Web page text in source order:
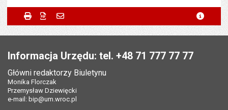
Metryczka
Podmiot udostępniający:
Urząd Miejski Wrocławia
Opublikował w BIP:
Data opublikowania:
Powiadom znajomego
Powiadom znajomego
Twoje imię i nazwisko
Twój adres e-mail Pole wymagane
Tytuł e-mailaPole wymagane
*
Adres e-mail znajomego
Drukuj Zapisz do PDF
Informacja Urzędu: tel. +48 71 777 77 77
Główni redaktorzy Biuletynu
Monika Florczak
Przemysław Dziewięcki
e-mail: bip@um.wroc.pl